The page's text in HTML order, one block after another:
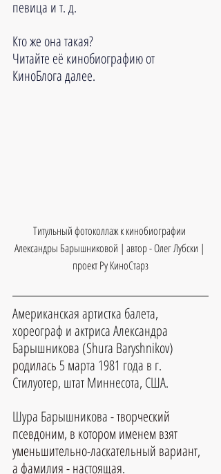
певица и т. д.
Кто же она такая?
Читайте её кинобиографию от
КиноБлога далее.
Титульный фотоколлаж к кинобиографии
Александры Барышниковой | автор - Олег Лубски |
проект Ру КиноСтарз
Американская артистка балета,
хореограф и актриса Александра
Барышникова (Shura Baryshnikov)
родилась 5 марта 1981 года в г.
Стилуотер, штат Миннесота, США.
Шура Барышникова - творческий
псевдоним, в котором именем взят
уменьшительно-ласкательный вариант,
а фамилия - настоящая.